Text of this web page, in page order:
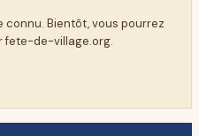
Bientôt, vous pourrez
fete-de-village.org.